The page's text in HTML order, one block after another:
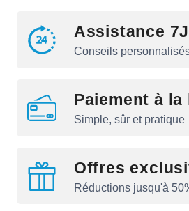
Assistance
Conseils
Paiement à
Simple, sûr et pratique
Offres
Réductions jusqu'à